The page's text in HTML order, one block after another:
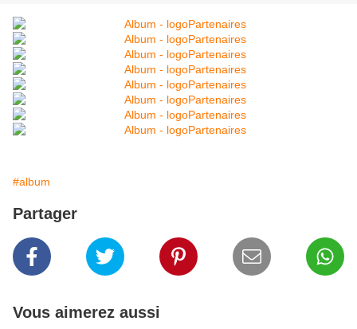
#album
Partager
Vous aimerez aussi